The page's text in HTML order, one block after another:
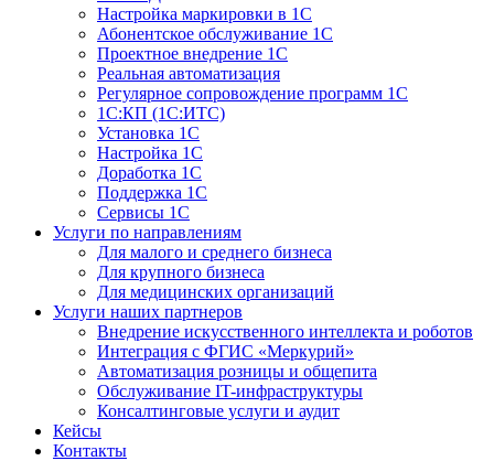
Настройка маркировки в 1С
Абонентское обслуживание 1С
Проектное внедрение 1С
Реальная автоматизация
Регулярное сопровождение программ 1С
1С:КП (1С:ИТС)
Установка 1С
Настройка 1С
Доработка 1С
Поддержка 1С
Сервисы 1С
Услуги по направлениям
Для малого и среднего бизнеса
Для крупного бизнеса
Для медицинских организаций
Услуги наших партнеров
Внедрение искусственного интеллекта и роботов
Интеграция с ФГИС «Меркурий»
Автоматизация розницы и общепита
Обслуживание IT-инфраструктуры
Консалтинговые услуги и аудит
Кейсы
Контакты